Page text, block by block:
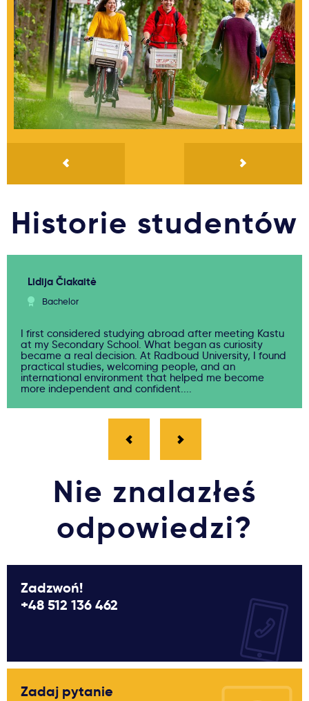
Historie studentów
Lidija Čiakaitė
Bachelor
I first considered studying abroad after meeting Kastu
at my Secondary School. What began as curiosity
became a real decision. At Radboud University, I found
practical studies, welcoming people, and an
international environment that helped me become
more independent and confident....
Nie znalazłeś
odpowiedzi?
Zadzwoń!
+48 512 136 462
Zadaj pytanie